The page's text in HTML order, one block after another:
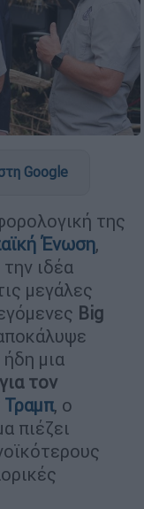
Google
της
Ένωση,
ιδέα
μεγάλες
Big
μια
τον
Τραμπ, ο
πιέζει